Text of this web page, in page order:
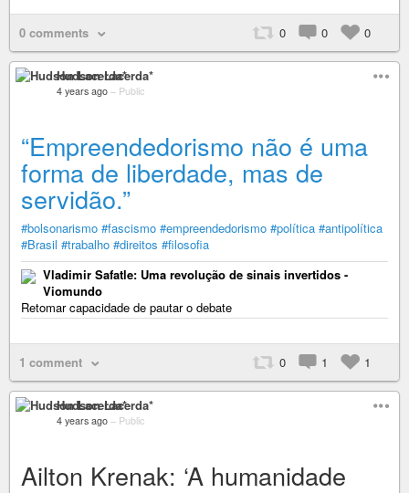
0 comments 0 0 0
Hudson Lacerda*
4 years ago – Public
“Empreendedorismo não é uma
forma de liberdade, mas de
servidão.”
#bolsonarismo #fascismo #empreendedorismo #política #antipolítica
#Brasil #trabalho #direitos #filosofia
Vladimir Safatle: Uma revolução de sinais invertidos -
Viomundo
Retomar capacidade de pautar o debate
1 comment 0 1 1
Hudson Lacerda*
4 years ago – Public
Ailton Krenak: ‘A humanidade